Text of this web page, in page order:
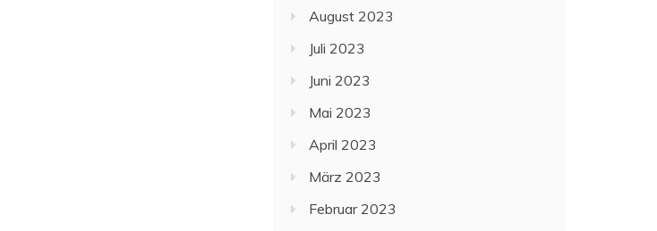
August 2023
Juli 2023
Juni 2023
Mai 2023
April 2023
März 2023
Februar 2023